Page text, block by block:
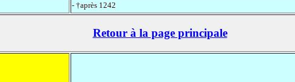
- †après 1242
Retour à la page principale